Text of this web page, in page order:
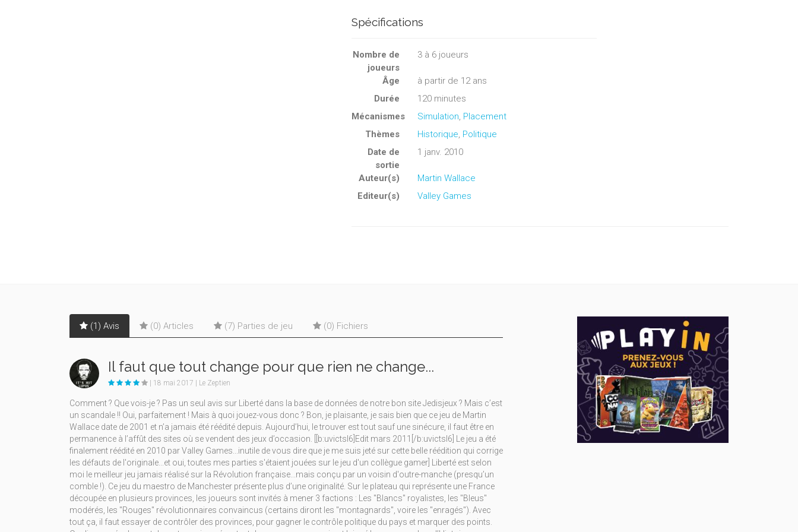
Spécifications
Nombre de
joueurs
3à 6joueurs
Âge
à partir de 12 ans
Durée
120 minutes
Mécanismes
Simulation, Placement
Thèmes
Historique, Politique
Date de
sortie
1 janv. 2010
Auteur(s)
Martin Wallace
Editeur(s)
Valley Games
(1) Avis (0) Articles (7) Parties de jeu (0) Fichiers
Il faut que tout change pour que rien ne change...
| 18 mai 2017 | Le Zeptien
Comment ? Que vois-je ? Pas un seul avis sur Liberté dans la base de données de notre bon site Jedisjeux ? Mais c’est
un scandale !! Oui, parfaitement ! Mais à quoi jouez-vous donc ? Bon, je plaisante, je sais bien que ce jeu de Martin
Wallace date de 2001 et n’a jamais été réédité depuis. Aujourd’hui, le trouver est tout sauf une sinécure, il faut être en
permanence à l’affût des sites où se vendent des jeux d’occasion. [[b:uvictsl6]Edit mars 2011[/b:uvictsl6] Le jeu a été
finalement réédité en 2010 par Valley Games...inutile de vous dire que je me suis jeté sur cette belle réédition qui corrige
les défauts de l'originale...et oui, toutes mes parties s'étaient jouées sur le jeu d'un collègue gamer] Liberté est selon
moi le meilleur jeu jamais réalisé sur la Révolution française...mais conçu par un voisin d'outre-manche (presqu’un
comble !). Ce jeu du maestro de Manchester présente plus d’une originalité. Sur le plateau qui représente une France
découpée en plusieurs provinces, les joueurs sont invités à mener 3 factions : Les "Blancs" royalistes, les "Bleus"
modérés, les "Rouges" révolutionnaires convaincus (certains diront les "montagnards", voire les "enragés"). Avec
tout ça, il faut essayer de contrôler des provinces, pour gagner le contrôle politique du pays et marquer des points.